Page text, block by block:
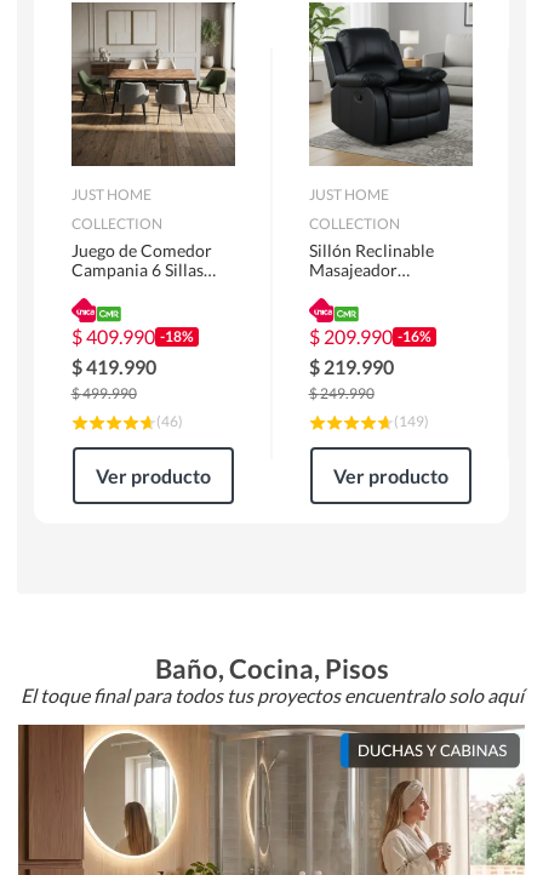
Escritorios y Sillas PC
Racks y Muebles TV
Alfombras
JUST HOME
COLLECTION
Juego de Comedor
Campania 6 Sillas
180 x 90 x 76 cm
Café
$409.990 -18%
$419.990
$499.990
(46)
Ver producto
JUST HOME
COLLECTION
Sillón Reclinable
Masajeador
Atlanta 91x101x94
cm Negro
$ 209.990 -16%
$ 219.990
$249.990
(149)
Ver producto
Baño, Cocina, Pisos
El toque final para todos tus proyectos encuentralo solo aquí